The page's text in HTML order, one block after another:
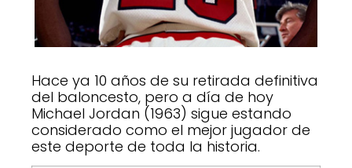
Hace ya 10 años de su retirada definitiva
del baloncesto, pero a día de hoy
Michael Jordan (1963) sigue estando
considerado como el mejor jugador de
este deporte de toda la historia.